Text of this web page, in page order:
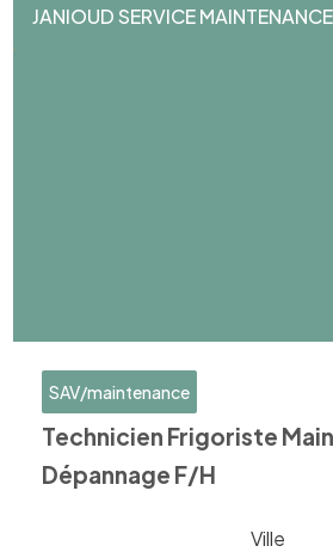
JANIOUD SERVICE MAINTENANCE
SAV/maintenance
Technicien Frigoriste
Dépannage F/H
Ville